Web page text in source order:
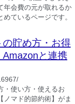
年会費の元が取れるか
ているページです。
の貯め方・お得
と連携
・使い方・使えるお
ノマド的節約術】がま